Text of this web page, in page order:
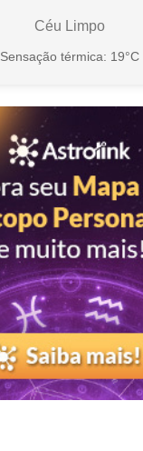
Céu Limpo
Sensação térmica: 19°C